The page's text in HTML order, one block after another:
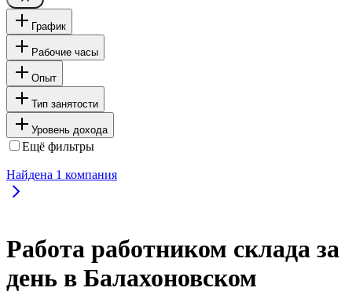
График
Рабочие часы
Опыт
Тип занятости
Уровень дохода
Ещё фильтры
Найдена 1 компания
Работа работником склада за
день в Балахоновском